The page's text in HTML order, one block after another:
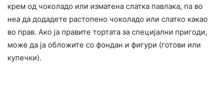
крем од чоколадо или изматена слатка павлака, па во
неа да додадете растопено чоколадо или слатко какао
во прав. Ако ја правите тортата за специјални пригоди,
може да ја обложите со фондан и фигури (готови или
купечки).